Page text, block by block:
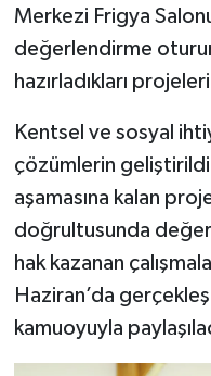
Merkezi Frigya
değerlendirme
hazırladıkları
Kentsel ve sosyal
çözümlerin
aşamasına kalan
doğrultusunda
hak kazanan
Haziran’da
kamuoyuyla